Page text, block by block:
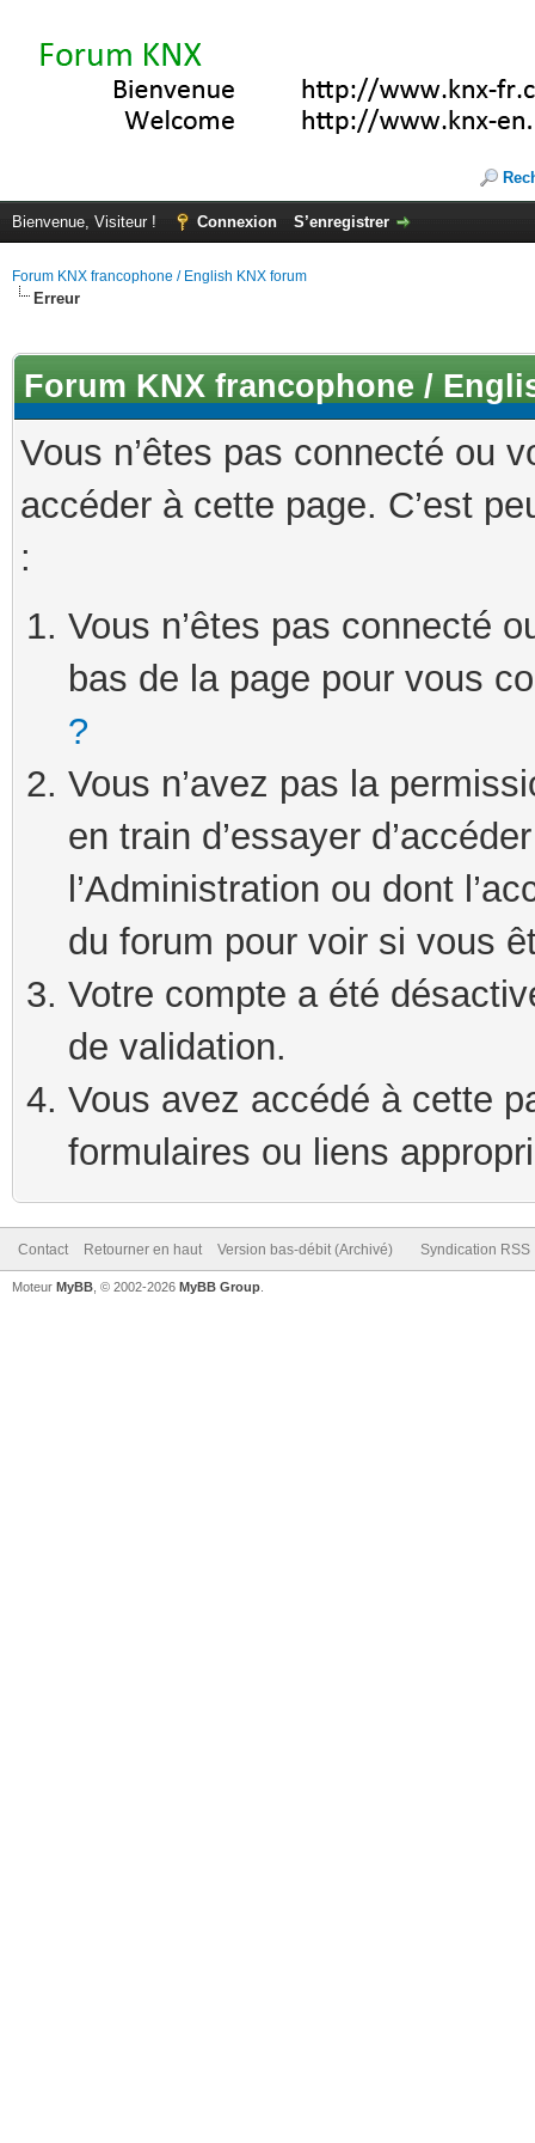
Bienvenue, Visiteur ! Connexion S’enregistrer
Forum KNX francophone / English KNX forum
Erreur
Forum KNX francophone /
Vous n’êtes pas connecté ou
accéder à cette page. C’est
:
Vous n’êtes pas connecté
bas de la page pour vous
?
Vous n’avez pas la
en train d’essayer
l’Administration ou dont
du forum pour voir si vous
Votre compte a été
de validation.
Vous avez accédé à cette
formulaires ou liens
Contact Retourner en haut Version bas-débit (Archivé) Syndication RSS
Moteur MyBB , © 2002-2026 MyBB Group